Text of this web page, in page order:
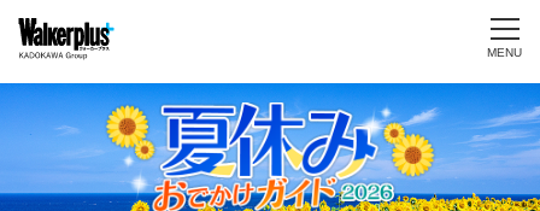
MENU